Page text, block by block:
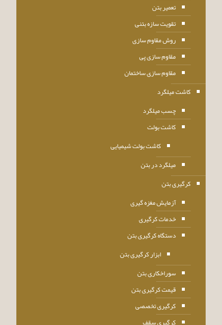
تعمیر بتن
تقویت سازه بتنی
روش مقاوم سازی
مقاوم سازی پی
مقاوم سازی ساختمان
کاشت میلگرد
چسب میلگرد
کاشت بولت
کاشت بولت شیمیایی
میلگرد در بتن
کرگیری بتن
آزمایش مغزه گیری
خدمات کرگیری
دستگاه کرگیری بتن
ابزار کرگیری بتن
سوراخکاری بتن
قیمت کرگیری بتن
کرگیری تخصصی
کرگیری سقف